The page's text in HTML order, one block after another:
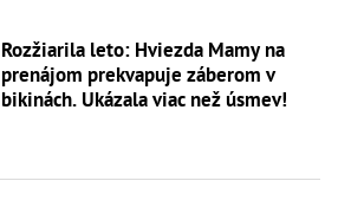
Rozžiarila leto: Hviezda Mamy na
prenájom prekvapuje záberom v
bikinách. Ukázala viac než úsmev!